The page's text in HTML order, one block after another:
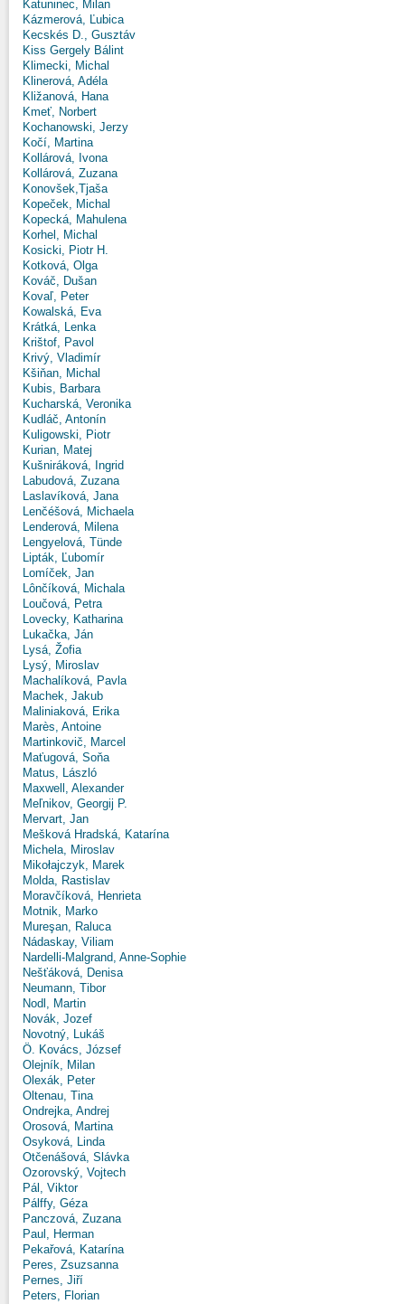
Katuninec, Milan
Kázmerová, Ľubica
Kecskés D., Gusztáv
Kiss Gergely Bálint
Klimecki, Michal
Klinerová, Adéla
Kližanová, Hana
Kmeť, Norbert
Kochanowski, Jerzy
Kočí, Martina
Kollárová, Ivona
Kollárová, Zuzana
Konovšek,Tjaša
Kopeček, Michal
Kopecká, Mahulena
Korhel, Michal
Kosicki, Piotr H.
Kotková, Olga
Kováč, Dušan
Kovaľ, Peter
Kowalská, Eva
Krátká, Lenka
Krištof, Pavol
Krivý, Vladimír
Kšiňan, Michal
Kubis, Barbara
Kucharská, Veronika
Kudláč, Antonín
Kuligowski, Piotr
Kurian, Matej
Kušniráková, Ingrid
Labudová, Zuzana
Laslavíková, Jana
Lenčéšová, Michaela
Lenderová, Milena
Lengyelová, Tünde
Lipták, Ľubomír
Lomíček, Jan
Lônčíková, Michala
Loučová, Petra
Lovecky, Katharina
Lukačka, Ján
Lysá, Žofia
Lysý, Miroslav
Machalíková, Pavla
Machek, Jakub
Maliniaková, Erika
Marès, Antoine
Martinkovič, Marcel
Maťugová, Soňa
Matus, László
Maxwell, Alexander
Meľnikov, Georgij P.
Mervart, Jan
Mešková Hradská, Katarína
Michela, Miroslav
Mikołajczyk, Marek
Molda, Rastislav
Moravčíková, Henrieta
Motnik, Marko
Mureşan, Raluca
Nádaskay, Viliam
Nardelli-Malgrand, Anne-Sophie
Nešťáková, Denisa
Neumann, Tibor
Nodl, Martin
Novák, Jozef
Novotný, Lukáš
Ö. Kovács, József
Olejník, Milan
Olexák, Peter
Oltenau, Tina
Ondrejka, Andrej
Orosová, Martina
Osyková, Linda
Otčenášová, Slávka
Ozorovský, Vojtech
Pál, Viktor
Pálffy, Géza
Panczová, Zuzana
Paul, Herman
Pekařová, Katarína
Peres, Zsuzsanna
Pernes, Jiří
Peters, Florian